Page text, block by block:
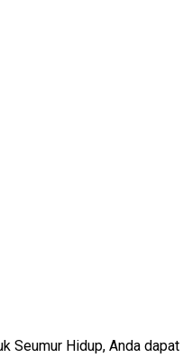
Hidup, Anda